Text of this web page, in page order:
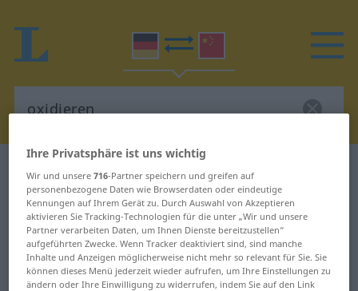
Deutsch-Chinesisch Wörterbuch oxidieren
Deutsch-Chinesisch Übersetzung
für "oxidieren"
"oxidieren" Chinesisch Übersetzung
Ihre Privatsphäre ist uns wichtig
Wir und unsere716-Partner speichern und greifen auf
personenbezogene Daten wie Browserdaten oder eindeutige
Kennungen auf Ihrem Gerät zu. Durch Auswahl von Akzeptieren
aktivieren Sie Tracking-Technologien für die unter „Wir und unsere
Partner verarbeiten Daten, um Ihnen Dienste bereitzustellen“
aufgeführten Zwecke. Wenn Tracker deaktiviert sind, sind manche
Inhalte und Anzeigen möglicherweise nicht mehr so relevant für Sie. Sie
können dieses Menü jederzeit wieder aufrufen, um Ihre Einstellungen zu
ändern oder Ihre Einwilligung zu widerrufen, indem Sie auf den Link